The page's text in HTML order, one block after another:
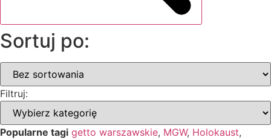
Sortuj po:
Filtruj:
Popularne tagi getto warszawskie, MGW, Holokaust,